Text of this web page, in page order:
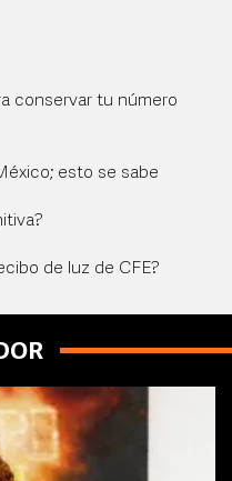
conservar tu número
esto se sabe
de luz de CFE?